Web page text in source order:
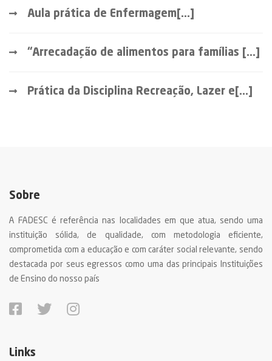
Aula prática de Enfermagem[...]
“Arrecadação de alimentos para famílias [...]
Prática da Disciplina Recreação, Lazer e[...]
Sobre
A FADESC é referência nas localidades em que atua, sendo uma
instituição sólida, de qualidade, com metodologia eficiente,
comprometida com a educação e com caráter social relevante, sendo
destacada por seus egressos como uma das principais Instituições
de Ensino do nosso país
Links